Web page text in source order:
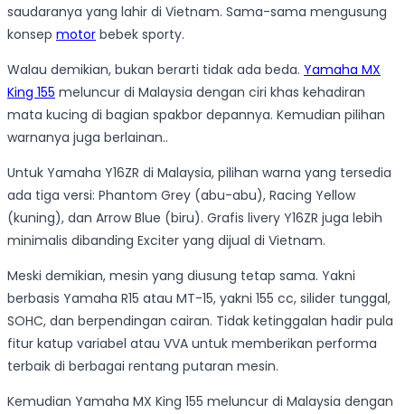
saudaranya yang lahir di Vietnam. Sama-sama mengusung
konsep motor bebek sporty.
Walau demikian, bukan berarti tidak ada beda. Yamaha MX
King 155 meluncur di Malaysia dengan ciri khas kehadiran
mata kucing di bagian spakbor depannya. Kemudian pilihan
warnanya juga berlainan..
Untuk Yamaha Y16ZR di Malaysia, pilihan warna yang tersedia
ada tiga versi: Phantom Grey (abu-abu), Racing Yellow
(kuning), dan Arrow Blue (biru). Grafis livery Y16ZR juga lebih
minimalis dibanding Exciter yang dijual di Vietnam.
Meski demikian, mesin yang diusung tetap sama. Yakni
berbasis Yamaha R15 atau MT-15, yakni 155 cc, silider tunggal,
SOHC, dan berpendingan cairan. Tidak ketinggalan hadir pula
fitur katup variabel atau VVA untuk memberikan performa
terbaik di berbagai rentang putaran mesin.
Kemudian Yamaha MX King 155 meluncur di Malaysia dengan